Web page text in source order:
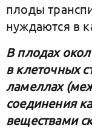
плоды
нуждаются в
В плодах
в клеточных
ламеллах
соединения
веществами